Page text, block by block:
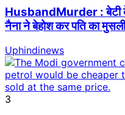
HusbandMurder : बेटी
नैना ने बेहोश कर पति का
Uphindinews
3